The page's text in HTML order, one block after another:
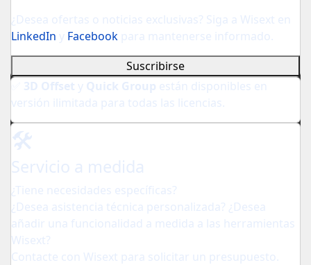
¿Desea ofertas o noticias exclusivas? Siga a Wisext en
LinkedIn y Facebook para mantenerse informado.
Suscribirse
3D Offset y Quick Group están disponibles en
versión ilimitada para todas las licencias.
🛠️
Servicio a medida
¿Tiene necesidades específicas?
¿Desea asistencia técnica personalizada? ¿Desea
añadir una funcionalidad a medida a las herramientas
Wisext?
Contacte con Wisext para solicitar un presupuesto.